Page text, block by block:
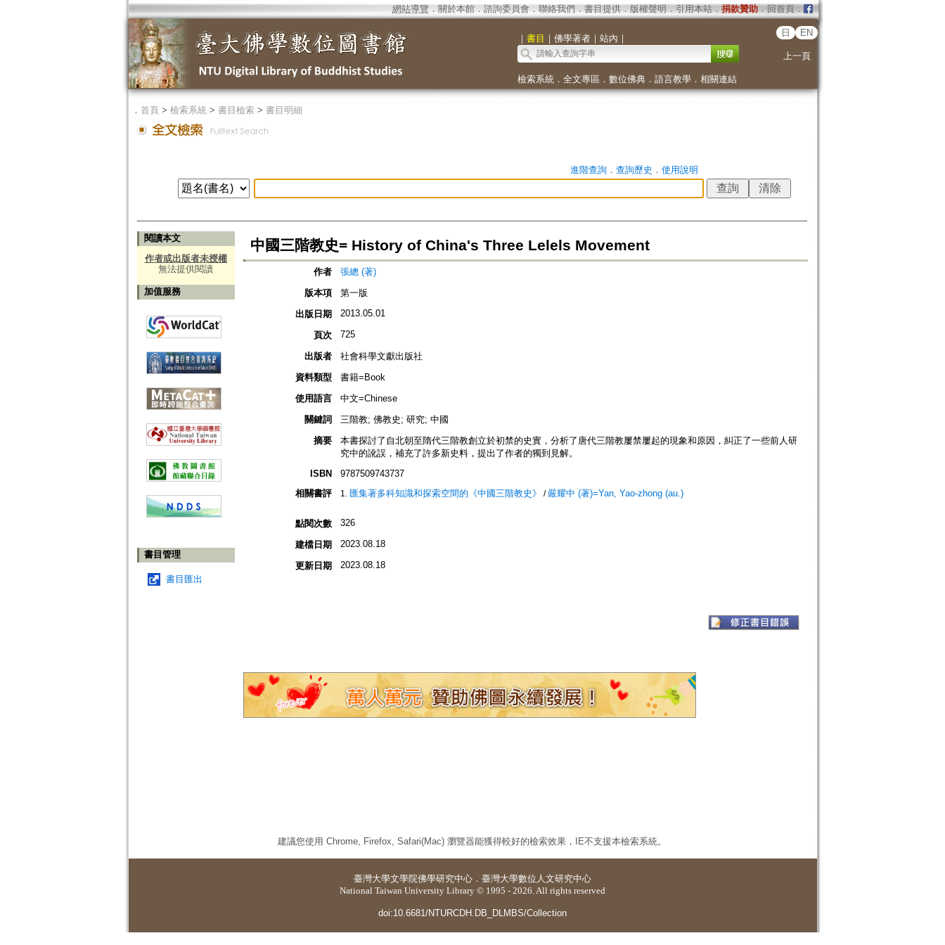
網站導覽 ． 關於本館． 諮詢委員會． 聯絡我們 ． 書目提供． 版權聲明 ． 引用本站． 捐款贊助．回首頁．
｜ 書目 ｜ 佛學著者｜ 站內 ｜
日 EN
上一頁
檢索系統． 全文專區 ． 數位佛典． 語言教學． 相關連結
． 首頁> 檢索系統> 書目檢索> 書目明細
進階查詢． 查詢歷史 ． 使用說明
閱讀本文
作者或出版者未授權
無法提供閱讀
加值服務
書目管理
書目匯出
中國三階教史= History of China's Three Lelels Movement
作者
張總 (著)
版本項
第一版
出版日期
2013.05.01
頁次 725
出版者
社會科學文獻出版社
資料類型
書籍=Book
使用語言
中文=Chinese
關鍵詞
三階教; 佛教史; 研究; 中國
摘要
本書探討了自北朝至隋代三階教創立於初禁的史實，分析了唐代三階教屢禁屢起的現象和原因，糾正了一些前人研
究中的訛誤，補充了許多新史料，提出了作者的獨到見解。
ISBN
9787509743737
相關書評
匯集著多科知識和探索空間的《中國三階教史》 / 嚴耀中 (著)=Yan, Yao-zhong (au.)
點閱次數 326
建檔日期 2023.08.18
更新日期 2023.08.18
建議您使用 Chrome, Firefox, Safari(Mac) 瀏覽器能獲得較好的檢索效果，IE不支援本檢索系統。
臺灣大學文學院佛學研究中心 ． 臺灣大學數位人文研究中心
National Taiwan University Library © 1995 - 2026. All rights reserved
doi:10.6681/NTURCDH.DB_DLMBS/Collection